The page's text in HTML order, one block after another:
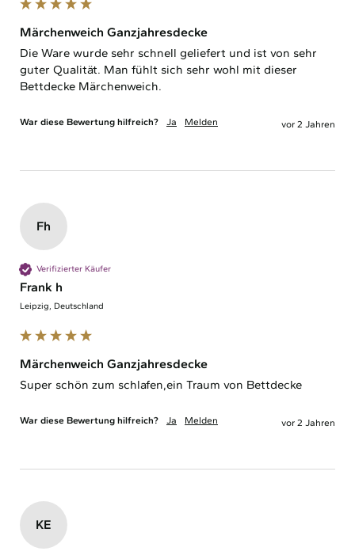
Märchenweich Ganzjahresdecke
Die Ware wurde sehr schnell geliefert und ist von sehr
guter Qualität. Man fühlt sich sehr wohl mit dieser
Bettdecke Märchenweich.
War diese Bewertung hilfreich? Ja Melden vor 2 Jahren
Fh
Verifizierter Käufer
Frank h
Leipzig, Deutschland
Märchenweich Ganzjahresdecke
Super schön zum schlafen,ein Traum von Bettdecke
War diese Bewertung hilfreich? Ja Melden vor 2 Jahren
KE